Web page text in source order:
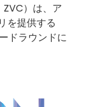
）は、ア
を提供する
ドラウンドに